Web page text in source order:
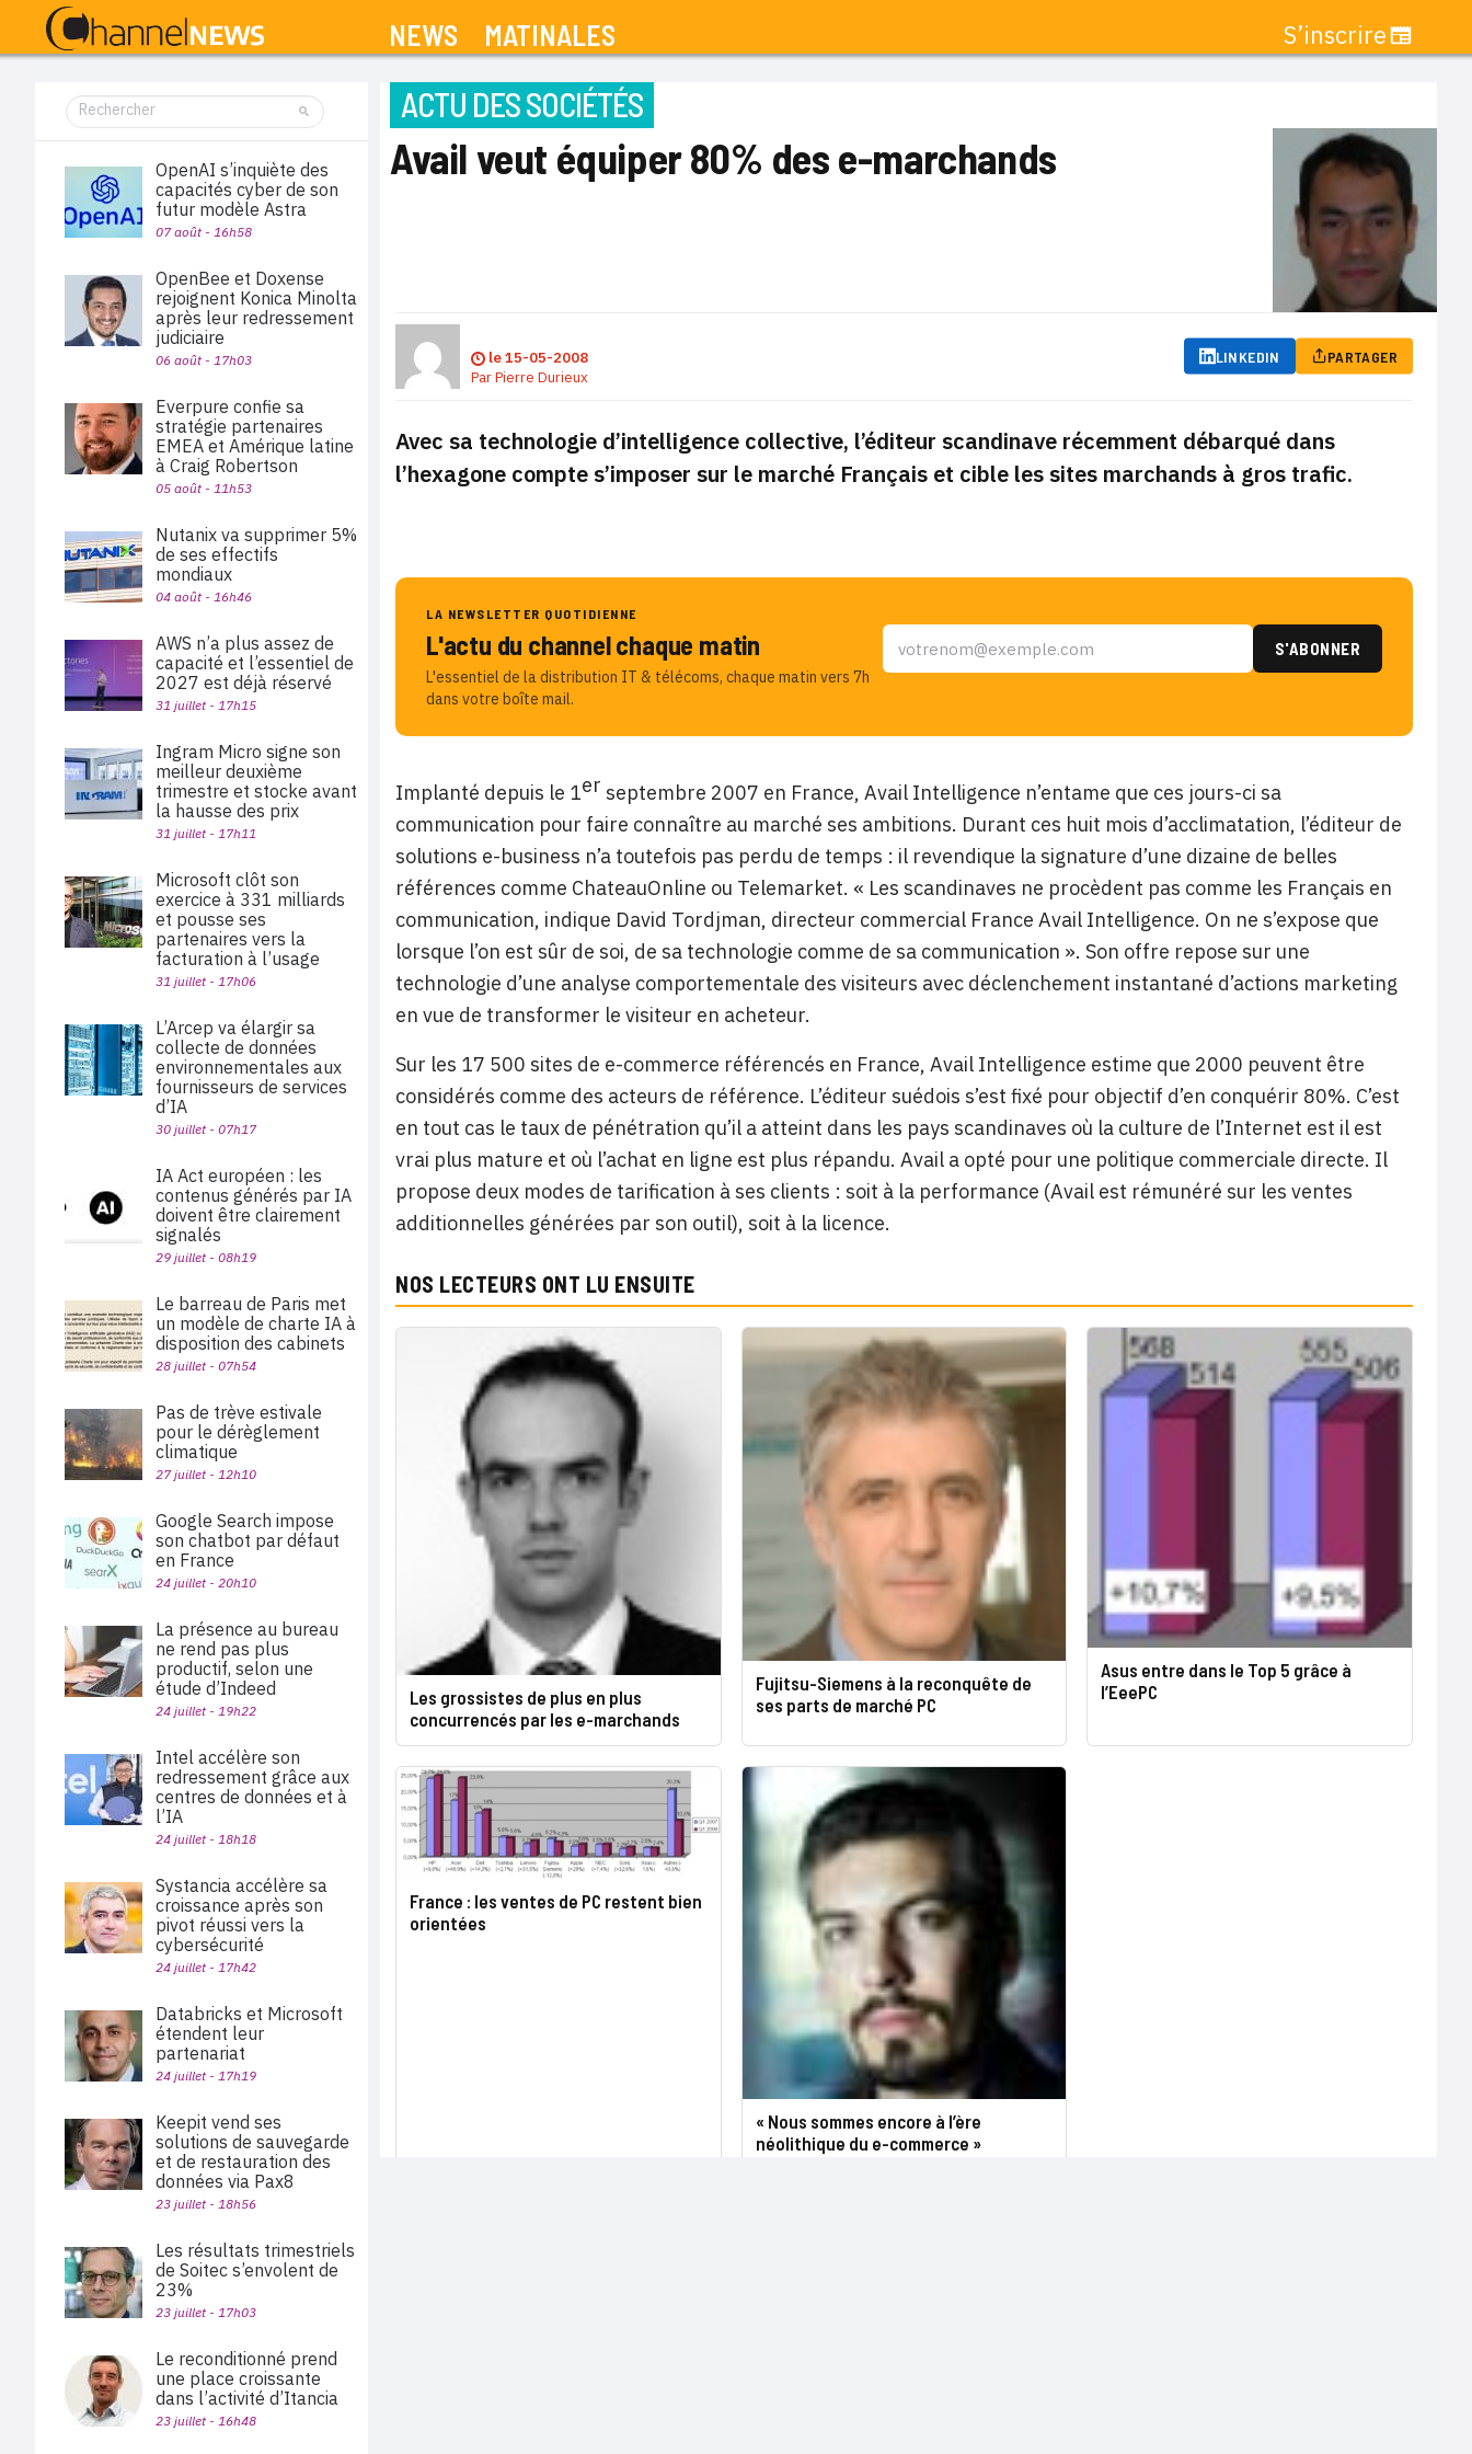
NEWS MATINALES S’inscrire
ACTU DES SOCIÉTÉS
Avail veut équiper 80% des e-marchands
le15-05-2008
ParPierre Durieux
LINKEDIN PARTAGER
Avec sa technologie d’intelligence collective, l’éditeur scandinave récemment débarqué dans
l’hexagone compte s’imposer sur le marché Français et cible les sites marchands à gros trafic.
LA NEWSLETTER QUOTIDIENNE
L'actu du channel chaque matin
L'essentiel de la distribution IT & télécoms, chaque matin vers 7h
dans votre boîte mail.
Implanté depuis le 1er septembre 2007 en France, Avail Intelligence n’entame que ces jours-ci sa
communication pour faire connaître au marché ses ambitions. Durant ces huit mois d’acclimatation, l’éditeur de
solutions e-business n’a toutefois pas perdu de temps : il revendique la signature d’une dizaine de belles
références comme ChateauOnline ou Telemarket. « Les scandinaves ne procèdent pas comme les Français en
communication, indique David Tordjman, directeur commercial France Avail Intelligence. On ne s’expose que
lorsque l’on est sûr de soi, de sa technologie comme de sa communication ». Son offre repose sur une
technologie d’une analyse comportementale des visiteurs avec déclenchement instantané d’actions marketing
en vue de transformer le visiteur en acheteur.
Sur les 17 500 sites de e-commerce référencés en France, Avail Intelligence estime que 2000 peuvent être
considérés comme des acteurs de référence. L’éditeur suédois s’est fixé pour objectif d’en conquérir 80%. C’est
en tout cas le taux de pénétration qu’il a atteint dans les pays scandinaves où la culture de l’Internet est il est
vrai plus mature et où l’achat en ligne est plus répandu. Avail a opté pour une politique commerciale directe. Il
propose deux modes de tarification à ses clients : soit à la performance (Avail est rémunéré sur les ventes
additionnelles générées par son outil), soit à la licence.
NOS LECTEURS ONT LU ENSUITE
Les grossistes de plus en plus
concurrencés par les e-marchands
Fujitsu-Siemens à la reconquête de
ses parts de marché PC
Asus entre dans le Top 5 grâce à
l’EeePC
France : les ventes de PC restent bien
orientées
« Nous sommes encore à l’ère
néolithique du e-commerce »
OpenAI s’inquiète des
capacités cyber de son
futur modèle Astra
07 août - 16h58
OpenBee et Doxense
rejoignent Konica Minolta
après leur redressement
judiciaire
06 août - 17h03
Everpure confie sa
stratégie partenaires
EMEA et Amérique latine
à Craig Robertson
05 août - 11h53
Nutanix va supprimer 5%
de ses effectifs
mondiaux
04 août - 16h46
AWS n’a plus assez de
capacité et l’essentiel de
2027 est déjà réservé
31 juillet - 17h15
Ingram Micro signe son
meilleur deuxième
trimestre et stocke avant
la hausse des prix
31 juillet - 17h11
Microsoft clôt son
exercice à 331 milliards
et pousse ses
partenaires vers la
facturation à l’usage
31 juillet - 17h06
L’Arcep va élargir sa
collecte de données
environnementales aux
fournisseurs de services
d’IA
30 juillet - 07h17
IA Act européen : les
contenus générés par IA
doivent être clairement
signalés
29 juillet - 08h19
Le barreau de Paris met
un modèle de charte IA à
disposition des cabinets
28 juillet - 07h54
Pas de trève estivale
pour le dérèglement
climatique
27 juillet - 12h10
Google Search impose
son chatbot par défaut
en France
24 juillet - 20h10
La présence au bureau
ne rend pas plus
productif, selon une
étude d’Indeed
24 juillet - 19h22
Intel accélère son
redressement grâce aux
centres de données et à
l’IA
24 juillet - 18h18
Systancia accélère sa
croissance après son
pivot réussi vers la
cybersécurité
24 juillet - 17h42
Databricks et Microsoft
étendent leur
partenariat
24 juillet - 17h19
Keepit vend ses
solutions de sauvegarde
et de restauration des
données via Pax8
23 juillet - 18h56
Les résultats trimestriels
de Soitec s’envolent de
23%
23 juillet - 17h03
Le reconditionné prend
une place croissante
dans l’activité d’Itancia
23 juillet - 16h48